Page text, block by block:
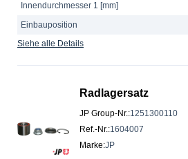
Innendurchmesser 1 [mm]
Einbauposition
Siehe alle Details
Radlagersatz
JP Group-Nr.:1251300110
Ref.-Nr.:1604007
Marke:JP